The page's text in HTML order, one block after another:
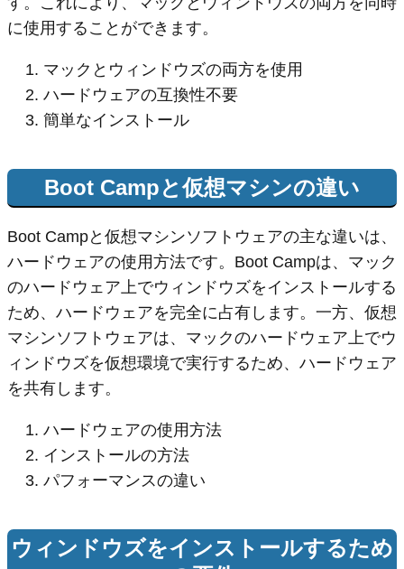
に使用することができます。
マックとウィンドウズの両方を使用
ハードウェアの互換性不要
簡単なインストール
Boot Campと仮想マシンの違い
Boot Campと仮想マシンソフトウェアの主な違いは、
ハードウェアの使用方法です。Boot Campは、マック
のハードウェア上でウィンドウズをインストールする
ため、ハードウェアを完全に占有します。一方、仮想
マシンソフトウェアは、マックのハードウェア上でウ
ィンドウズを仮想環境で実行するため、ハードウェア
を共有します。
ハードウェアの使用方法
インストールの方法
パフォーマンスの違い
ウィンドウズをインストールするため